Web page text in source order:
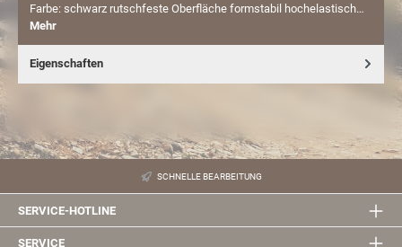
Farbe: schwarz rutschfeste Oberfläche formstabil hochelastisch…
Mehr
Eigenschaften
SCHNELLE BEARBEITUNG
SERVICE-HOTLINE
SERVICE